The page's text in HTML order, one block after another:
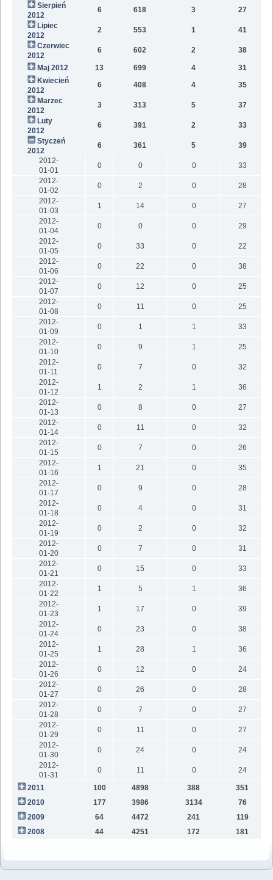
Sierpień
2012
6 618 3
27
Lipiec
2012
2 553 1
41
Czerwiec
2012
6 602 2 38
Maj 2012 13 699 4
31
Kwiecień
2012
6 408 4
35
Marzec
2012
3 313 5
37
Luty
2012
6 391 2
33
Styczeń
2012
6 361 5
39
2012-
01-01
0 0 0
33
2012-
01-02
0 2 0
28
2012-
01-03
1 14 0
27
2012-
01-04
0 0 0
29
2012-
01-05
0 33 0
22
2012-
01-06
0 22 0
38
2012-
01-07
0 12 0
25
2012-
01-08
0 11 0
25
2012-
01-09
0 1 1
33
2012-
01-10
0 9 1
25
2012-
01-11
0 7 0
32
2012-
01-12
1 2 1
36
2012-
01-13
0 8 0
27
2012-
01-14
0 11 0
32
2012-
01-15
0 7 0
26
2012-
01-16
1 21 0
35
2012-
01-17
0 9 0
28
2012-
01-18
0 4 0
31
2012-
01-19
0 2 0
32
2012-
01-20
0 7 0
31
2012-
01-21
0 15 0
33
2012-
01-22
1 5 1
36
2012-
01-23
1 17 0
39
2012-
01-24
0 23 0
38
2012-
01-25
1 28 1
36
2012-
01-26
0 12 0
24
2012-
01-27
0 26 0
28
2012-
01-28
0 7 0
27
2012-
01-29
0 11 0
27
2012-
01-30
0 24 0
24
2012-
01-31
0 11 0 24
2011 100 4898 388
351
2010
177 3986 3134
76
2009
64 4472 241
119
2008
44 4251 172 181